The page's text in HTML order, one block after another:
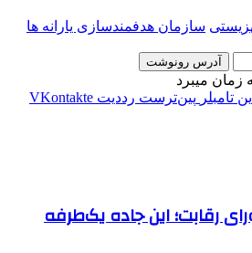
سازمان هدفمندسازی یارانه ها
آدرس رونوشت
‫تامبلر ‫پین‌ترست ‫رددیت ‫VKontakte
۸۵۶ شورای رقابت؛ این جاده یک‌طرفه